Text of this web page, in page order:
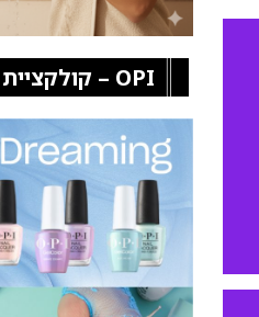
OPI – קולקציית אביב 25